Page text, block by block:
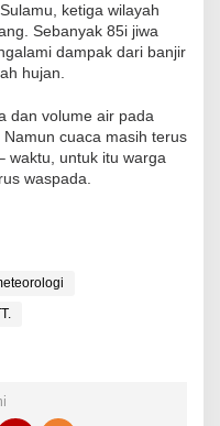
ketiga wilayah
Sebanyak 85i jiwa
dampak dari banjir
hujan.
dan volume air pada
cuaca masih terus
waktu, untuk itu warga
waspada.